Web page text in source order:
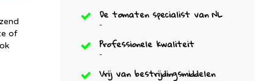
of
De tomaten specialist van NL
-
Professionele kwaliteit
-
Vrij van bestrijdingsmiddelen